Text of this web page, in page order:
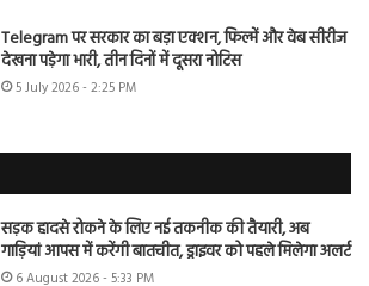
Telegram पर सरकार का बड़ा एक्शन, फिल्में और वेब सीरीज
देखना पड़ेगा भारी, तीन दिनों में दूसरा नोटिस
5 July 2026 - 2:25 PM
सड़क हादसे रोकने के लिए नई तकनीक की तैयारी, अब
गाड़ियां आपस में करेंगी बातचीत, ड्राइवर को पहले मिलेगा अलर्ट
6 August 2026 - 5:33 PM